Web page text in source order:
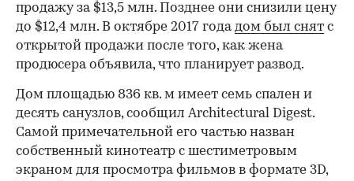
продажу за $13,5 млн. Позднее они снизили цену
до $12,4 млн. В октябре 2017 годадом был снят с
открытой продажи после того, как жена
продюсера объявила, что планирует развод.
Дом площадью 836 кв. м имеет семь спален и
десять санузлов, сообщил Architectural Digest.
Самой примечательной его частью назван
собственный кинотеатр с шестиметровым
экраном для просмотра фильмов в формате 3D,